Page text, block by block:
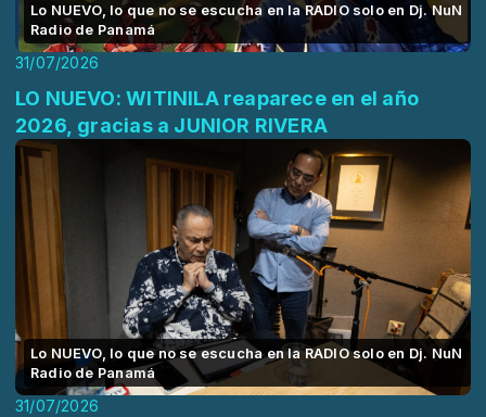
Lo NUEVO, lo que no se escucha en la RADIO solo en Dj. NuN
Radio de Panamá
31/07/2026
LO NUEVO: WITINILA reaparece en el año
2026, gracias a JUNIOR RIVERA
Lo NUEVO, lo que no se escucha en la RADIO solo en Dj. NuN
Radio de Panamá
31/07/2026